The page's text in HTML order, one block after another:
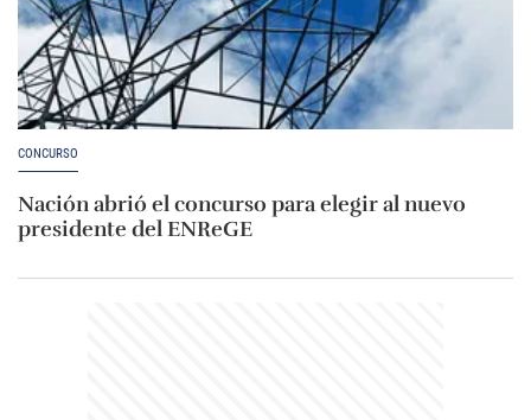
CONCURSO
Nación abrió el concurso para elegir al nuevo
presidente del ENReGE